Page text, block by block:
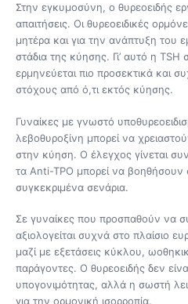
Στην εγκυμοσύνη, ο θυρεοειδής
απαιτήσεις. Οι θυρεοειδικές
μητέρα και για την ανάπτυξη του
στάδια της κύησης. Γι’ αυτό η
ερμηνεύεται πιο προσεκτικά και
στόχους από ό,τι εκτός κύησης.
Γυναίκες με γνωστό
λεβοθυροξίνη μπορεί να
στην κύηση. Ο έλεγχος γίνεται
τα Anti-TPO μπορεί να βοηθήσουν
συγκεκριμένα σενάρια.
Σε γυναίκες που προσπαθούν να
αξιολογείται συχνά στο πλαίσιο
μαζί με εξετάσεις κύκλου,
παράγοντες. Ο θυρεοειδής δεν
υπογονιμότητας, αλλά η σωστή
για την ορμονική ισορροπία.